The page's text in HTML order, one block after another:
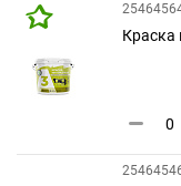
Краска